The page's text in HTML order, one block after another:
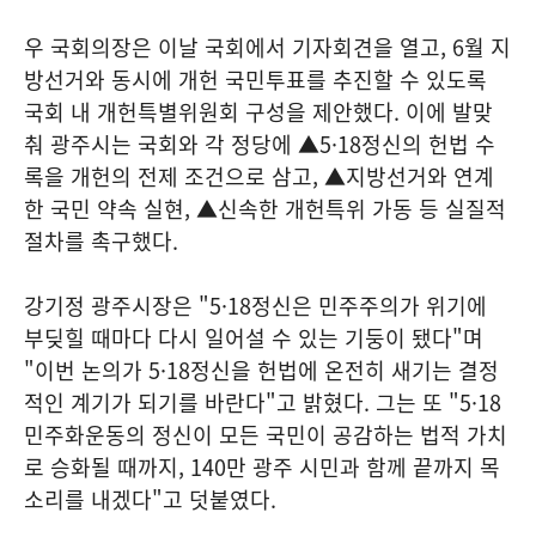
우 국회의장은 이날 국회에서 기자회견을 열고, 6월 지
방선거와 동시에 개헌 국민투표를 추진할 수 있도록
국회 내 개헌특별위원회 구성을 제안했다. 이에 발맞
춰 광주시는 국회와 각 정당에 ▲5·18정신의 헌법 수
록을 개헌의 전제 조건으로 삼고, ▲지방선거와 연계
한 국민 약속 실현, ▲신속한 개헌특위 가동 등 실질적
절차를 촉구했다.
강기정 광주시장은 "5·18정신은 민주주의가 위기에
부딪힐 때마다 다시 일어설 수 있는 기둥이 됐다"며
"이번 논의가 5·18정신을 헌법에 온전히 새기는 결정
적인 계기가 되기를 바란다"고 밝혔다. 그는 또 "5·18
민주화운동의 정신이 모든 국민이 공감하는 법적 가치
로 승화될 때까지, 140만 광주 시민과 함께 끝까지 목
소리를 내겠다"고 덧붙였다.